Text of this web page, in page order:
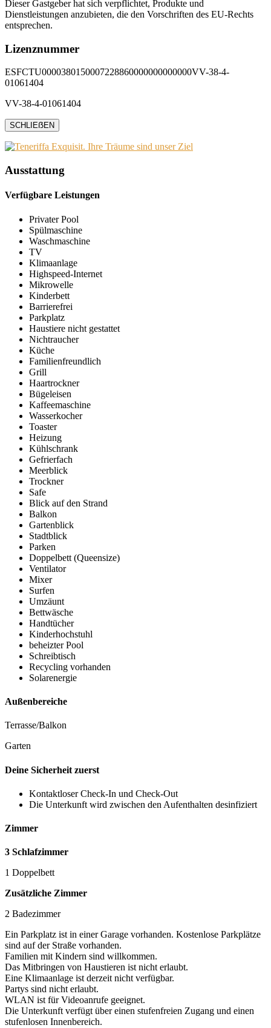
Dieser Gastgeber hat sich verpflichtet, Produkte und
Dienstleistungen anzubieten, die den Vorschriften des EU-Rechts
entsprechen.
Lizenznummer
ESFCTU0000380150007228860000000000000VV-38-4-
01061404
VV-38-4-01061404
SCHLIEẞEN
Ausstattung
Verfügbare Leistungen
Privater Pool
Spülmaschine
Waschmaschine
TV
Klimaanlage
Highspeed-Internet
Mikrowelle
Kinderbett
Barrierefrei
Parkplatz
Haustiere nicht gestattet
Nichtraucher
Küche
Familienfreundlich
Grill
Haartrockner
Bügeleisen
Kaffeemaschine
Wasserkocher
Toaster
Heizung
Kühlschrank
Gefrierfach
Meerblick
Trockner
Safe
Blick auf den Strand
Balkon
Gartenblick
Stadtblick
Parken
Doppelbett (Queensize)
Ventilator
Mixer
Surfen
Umzäunt
Bettwäsche
Handtücher
Kinderhochstuhl
beheizter Pool
Schreibtisch
Recycling vorhanden
Solarenergie
Außenbereiche
Terrasse/Balkon
Garten
Deine Sicherheit zuerst
Kontaktloser Check-In und Check-Out
Die Unterkunft wird zwischen den Aufenthalten desinfiziert
Zimmer
3 Schlafzimmer
1 Doppelbett
Zusätzliche Zimmer
2 Badezimmer
Ein Parkplatz ist in einer Garage vorhanden. Kostenlose Parkplätze
sind auf der Straße vorhanden.
Familien mit Kindern sind willkommen.
Das Mitbringen von Haustieren ist nicht erlaubt.
Eine Klimaanlage ist derzeit nicht verfügbar.
Partys sind nicht erlaubt.
WLAN ist für Videoanrufe geeignet.
Die Unterkunft verfügt über einen stufenfreien Zugang und einen
stufenlosen Innenbereich.